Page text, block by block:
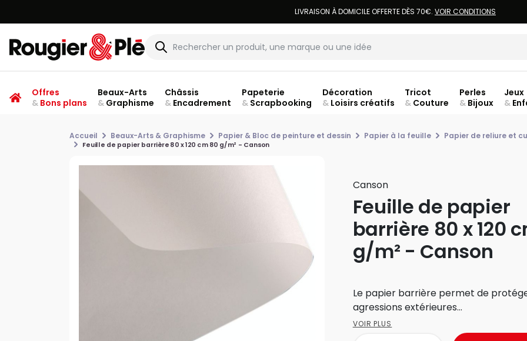
LIVRAISON À DOMICILE OFFERTE DÈS 70€. VOIR CONDITIONS
Offres
&Bons plans
Beaux-Arts
&Graphisme
Châssis
&Encadrement
Papeterie
&Scrapbooking
Décoration
&Loisirs créatifs
Tricot
& Couture
Perles
& Bijoux
Jeux
&
Accueil Beaux-Arts & Graphisme Papier & Bloc de peinture et dessin Papier à la feuille Papier de reliure et
Feuille de papier barrière 80 x 120 cm 80 g/m² - Canson
Canson
Feuille de papier
barrière 80 x 120
g/m² - Canson
Le papier barrière permet de
agressions extérieures...
VOIR PLUS